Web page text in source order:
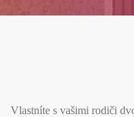
Vlastníte s vašimi rodiči